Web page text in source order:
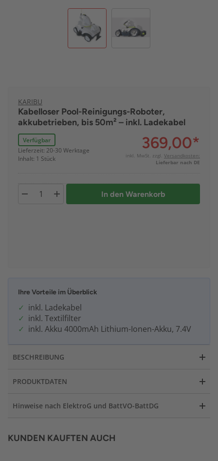
KARIBU
Kabelloser Pool-Reinigungs-Roboter,
akkubetrieben, bis 50m² – inkl. Ladekabel
Verfügbar
Lieferzeit: 20-30 Werktage
Inhalt: 1 Stück
369,00*
inkl. MwSt. zzgl. Versandkosten:
Lieferbar nach DE
In den Warenkorb
Ihre Vorteile im Überblick
inkl. Ladekabel
inkl. Textilfilter
inkl. Akku 4000mAh Lithium-Ionen-Akku, 7.4V
BESCHREIBUNG
PRODUKTDATEN
Hinweise nach ElektroG und BattVO-BattDG
KUNDEN KAUFTEN AUCH